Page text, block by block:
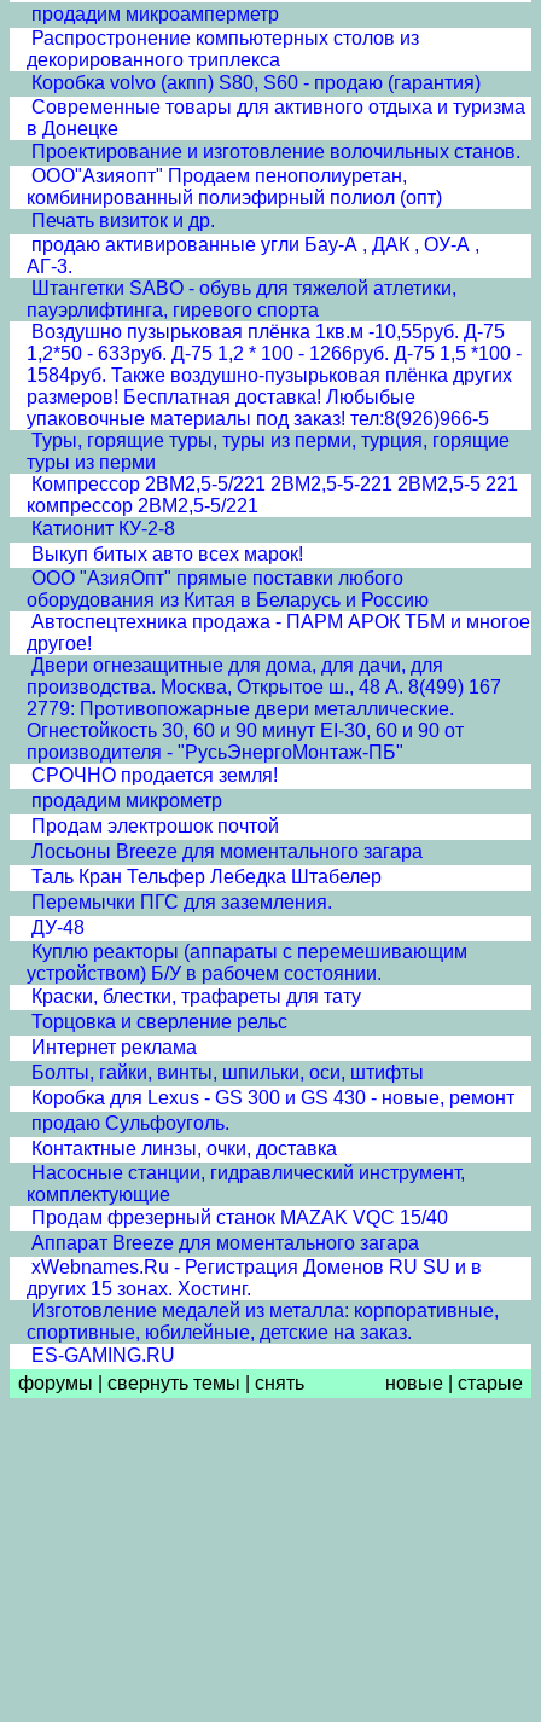
продадим микроамперметр
Распростронение компьютерных столов из
декорированного триплекса
Коробка volvo (акпп) S80, S60 - продаю (гарантия)
Современные товары для активного отдыха и туризма
в Донецке
Проектирование и изготовление волочильных станов.
ООО"Азияопт" Продаем пенополиуретан,
комбинированный полиэфирный полиол (опт)
Печать визиток и др.
продаю активированные угли Бау-А , ДАК , ОУ-А ,
АГ-3.
Штангетки SABO - обувь для тяжелой атлетики,
пауэрлифтинга, гиревого спорта
Воздушно пузырьковая плёнка 1кв.м -10,55руб. Д-75
1,2*50 - 633руб. Д-75 1,2 * 100 - 1266руб. Д-75 1,5 *100 -
1584руб. Также воздушно-пузырьковая плёнка других
размеров! Бесплатная доставка! Любыбые
упаковочные материалы под заказ! тел:8(926)966-5
Туры, горящие туры, туры из перми, турция, горящие
туры из перми
Компрессор 2ВМ2,5-5/221 2ВМ2,5-5-221 2ВМ2,5-5 221
компрессор 2ВМ2,5-5/221
Катионит КУ-2-8
Выкуп битых авто всех марок!
ООО "АзияОпт" прямые поставки любого
оборудования из Китая в Беларусь и Россию
Автоспецтехника продажа - ПАРМ АРОК ТБМ и многое
другое!
Двери огнезащитные для дома, для дачи, для
производства. Москва, Открытое ш., 48 А. 8(499) 167
2779: Противопожарные двери металлические.
Огнестойкость 30, 60 и 90 минут EI-30, 60 и 90 от
производителя - "РусьЭнергоМонтаж-ПБ"
СРОЧНО продается земля!
продадим микрометр
Продам электрошок почтой
Лосьоны Breeze для моментального загара
Таль Кран Тельфер Лебедка Штабелер
Перемычки ПГС для заземления.
ДУ-48
Куплю реакторы (аппараты с перемешивающим
устройством) Б/У в рабочем состоянии.
Краски, блестки, трафареты для тату
Торцовка и сверление рельс
Интернет реклама
Болты, гайки, винты, шпильки, оси, штифты
Коробка для Lexus - GS 300 и GS 430 - новые, ремонт
продаю Сульфоуголь.
Контактные линзы, очки, доставка
Насосные станции, гидравлический инструмент,
комплектующие
Продам фрезерный станок MAZAK VQC 15/40
Аппарат Breeze для моментального загара
xWebnames.Ru - Регистрация Доменов RU SU и в
других 15 зонах. Хостинг.
Изготовление медалей из металла: корпоративные,
спортивные, юбилейные, детские на заказ.
ES-GAMING.RU
форумы
свернуть темы снять новые старые